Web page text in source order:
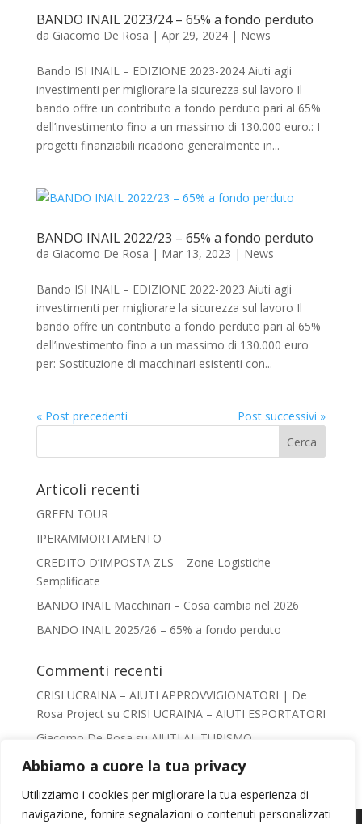
Abbiamo a cuore la tua privacy
Utilizziamo i cookies per migliorare la tua esperienza di
navigazione, fornire segnalazioni o contenuti personalizzati
BANDO INAIL 2023/24 – 65% a fondo perduto
da Giacomo De Rosa | Apr 29, 2024| News
Bando ISI INAIL – EDIZIONE 2023-2024 Aiuti agli
investimenti per migliorare la sicurezza sul lavoro Il
bando offre un contributo a fondo perduto pari al 65%
dell’investimento fino a un massimo di 130.000 euro.: I
progetti finanziabili ricadono generalmente in...
BANDO INAIL 2022/23 – 65% a fondo perduto
da Giacomo De Rosa | Mar 13, 2023 | News
Bando ISI INAIL – EDIZIONE 2022-2023 Aiuti agli
investimenti per migliorare la sicurezza sul lavoro Il
bando offre un contributo a fondo perduto pari al 65%
dell’investimento fino a un massimo di 130.000 euro
per: Sostituzione di macchinari esistenti con...
« Post precedenti Post successivi »
Articoli recenti
GREEN TOUR
IPERAMMORTAMENTO
CREDITO D’IMPOSTA ZLS – Zone Logistiche
Semplificate
BANDO INAIL Macchinari – Cosa cambia nel 2026
BANDO INAIL 2025/26 – 65% a fondo perduto
Commenti recenti
CRISI UCRAINA – AIUTI APPROVVIGIONATORI | De
Rosa Projectsu CRISI UCRAINA – AIUTI ESPORTATORI
Giacomo De Rosa su AIUTI AL TURISMO –
VADEMECUM
AIUTI AL TURISMO – VADEMECUM